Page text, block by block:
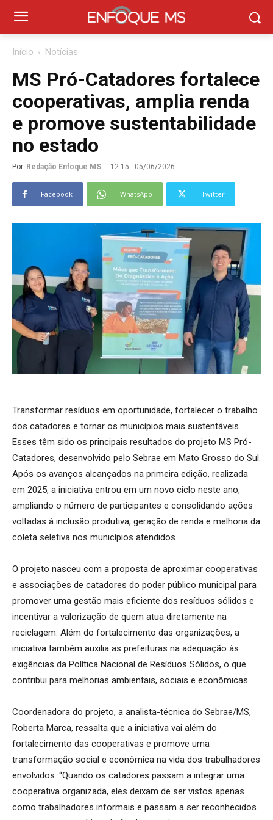
Início Notícias
MS Pró-Catadores fortalece
cooperativas, amplia renda
e promove sustentabilidade
no estado
Por Redação Enfoque MS - 12:15 - 05/06/2026
Facebook WhatsApp Twitter
Transformar resíduos em oportunidade, fortalecer o trabalho
dos catadores e tornar os municípios mais sustentáveis.
Esses têm sido os principais resultados do projeto MS Pró-
Catadores, desenvolvido pelo Sebrae em Mato Grosso do Sul.
Após os avanços alcançados na primeira edição, realizada
em 2025, a iniciativa entrou em um novo ciclo neste ano,
ampliando o número de participantes e consolidando ações
voltadas à inclusão produtiva, geração de renda e melhoria da
coleta seletiva nos municípios atendidos.
O projeto nasceu com a proposta de aproximar cooperativas
e associações de catadores do poder público municipal para
promover uma gestão mais eficiente dos resíduos sólidos e
incentivar a valorização de quem atua diretamente na
reciclagem. Além do fortalecimento das organizações, a
iniciativa também auxilia as prefeituras na adequação às
exigências da Política Nacional de Resíduos Sólidos, o que
contribui para melhorias ambientais, sociais e econômicas.
Coordenadora do projeto, a analista-técnica do Sebrae/MS,
Roberta Marca, ressalta que a iniciativa vai além do
fortalecimento das cooperativas e promove uma
transformação social e econômica na vida dos trabalhadores
envolvidos. “Quando os catadores passam a integrar uma
cooperativa organizada, eles deixam de ser vistos apenas
como trabalhadores informais e passam a ser reconhecidos